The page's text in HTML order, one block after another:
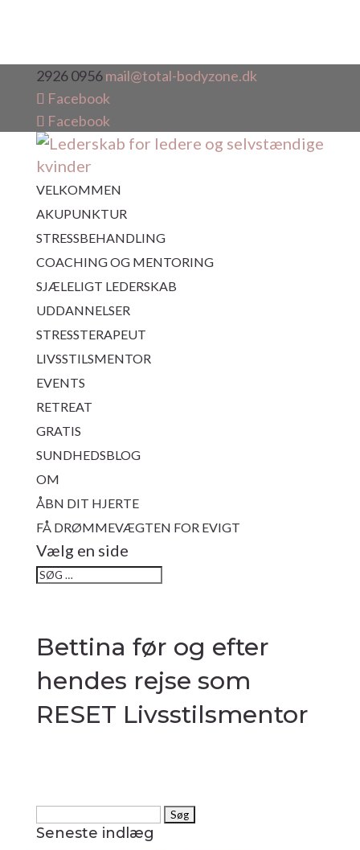
2926 0956mail@total-bodyzone.dk
Facebook
Facebook
VELKOMMEN
AKUPUNKTUR
STRESSBEHANDLING
COACHING OG MENTORING
SJÆLELIGT LEDERSKAB
UDDANNELSER
STRESSTERAPEUT
LIVSSTILSMENTOR
EVENTS
RETREAT
GRATIS
SUNDHEDSBLOG
OM
ÅBN DIT HJERTE
FÅ DRØMMEVÆGTEN FOR EVIGT
Vælg en side
Bettina før og efter
hendes rejse som
RESET Livsstilsmentor
Søg
efter:
Seneste indlæg